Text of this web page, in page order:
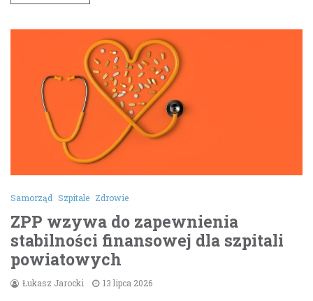
Samorząd Szpitale Zdrowie
ZPP wzywa do zapewnienia
stabilności finansowej dla szpitali
powiatowych
Łukasz Jarocki 13 lipca 2026